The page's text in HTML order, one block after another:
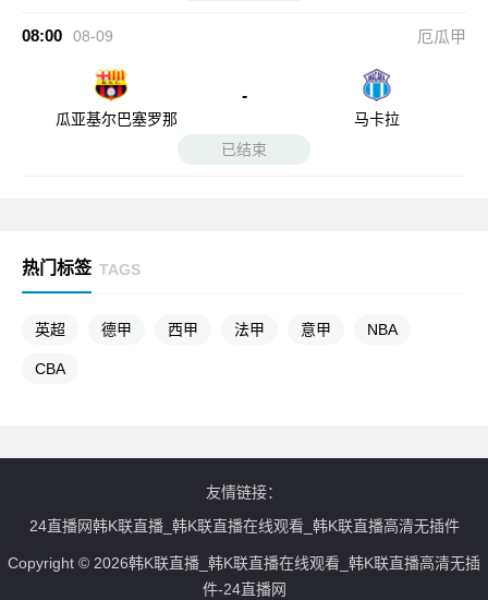
08:00 08-09 厄瓜甲
瓜亚基尔巴塞罗那
-
马卡拉
已结束
热门标签 TAGS
英超 德甲 西甲 法甲 意甲 NBA
CBA
友情链接：
24直播网韩K联直播_韩K联直播在线观看_韩K联直播高清无插件
Copyright © 2026韩K联直播_韩K联直播在线观看_韩K联直播高清无插
件-24直播网